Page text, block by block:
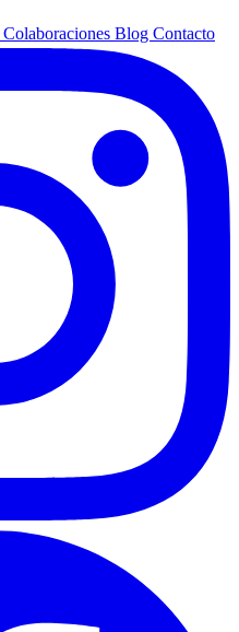
Colaboraciones Blog Contacto